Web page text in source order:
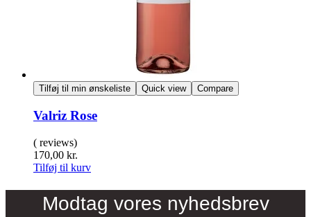
Tilføj til min ønskeliste Quick view Compare
Valriz Rose
( reviews)
170,00 kr.
Tilføj til kurv
Modtag vores nyhedsbrev